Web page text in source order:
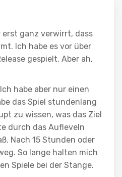
erst ganz verwirrt, dass
Ich habe es vor über
gespielt. Aber ah,
habe aber nur einen
das Spiel stundenlang
zu wissen, was das Ziel
durch das Aufleveln
Nach 15 Stunden oder
So lange halten mich
Spiele bei der Stange.